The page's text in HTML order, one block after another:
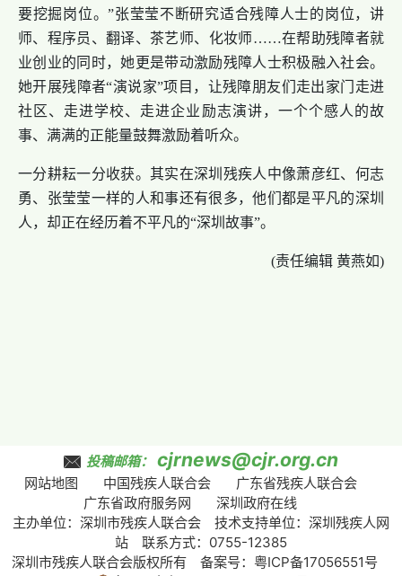
要挖掘岗位。”张莹莹不断研究适合残障人士的岗位，讲
师、程序员、翻译、茶艺师、化妆师……在帮助残障者就
业创业的同时，她更是带动激励残障人士积极融入社会。
她开展残障者“演说家”项目，让残障朋友们走出家门走进
社区、走进学校、走进企业励志演讲，一个个感人的故
事、满满的正能量鼓舞激励着听众。
一分耕耘一分收获。其实在深圳残疾人中像萧彦红、何志
勇、张莹莹一样的人和事还有很多，他们都是平凡的深圳
人，却正在经历着不平凡的“深圳故事”。
(责任编辑 黄燕如)
投稿邮箱： cjrnews@cjr.org.cn
网站地图 中国残疾人联合会
广东省残疾人联合会
广东省政府服务网
深圳政府在线
主办单位：深圳市残疾人联合会 技术支持单位：深圳残疾人网
站 联系方式：0755-12385
深圳市残疾人联合会版权所有 备案号： 粤ICP备17056551号